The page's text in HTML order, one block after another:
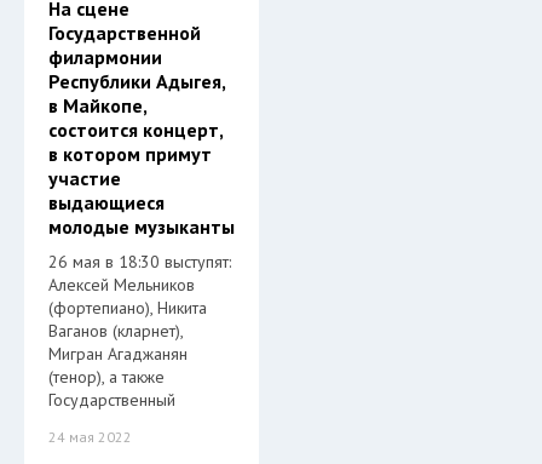
На сцене
Государственной
филармонии
Республики Адыгея,
в Майкопе,
состоится концерт,
в котором примут
участие
выдающиеся
молодые музыканты
26 мая в 18:30 выступят:
Алексей Мельников
(фортепиано), Никита
Ваганов (кларнет),
Мигран Агаджанян
(тенор), а также
Государственный
24 мая 2022